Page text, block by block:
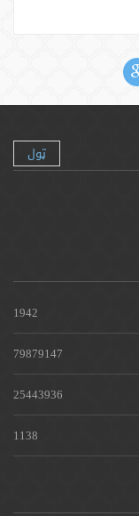
ټول
1942
79879147
25443936
1138